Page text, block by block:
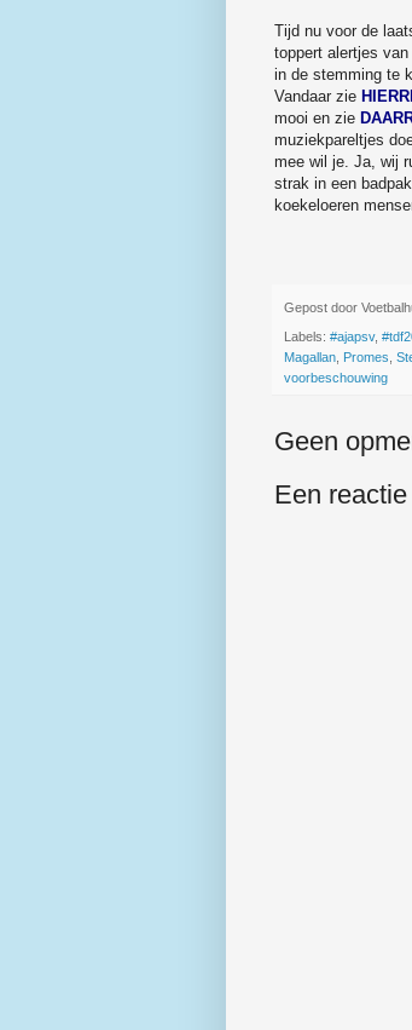
Tijd nu voor de
toppert alertjes van
in de stemming te
Vandaar zie
mooi en zie
muziekpareltjes
mee wil je. Ja, wij
strak in een
koekeloeren
Gepost door
Labels: #ajapsv,
Magallan, Promes,
voorbeschouwing
Geen
Een